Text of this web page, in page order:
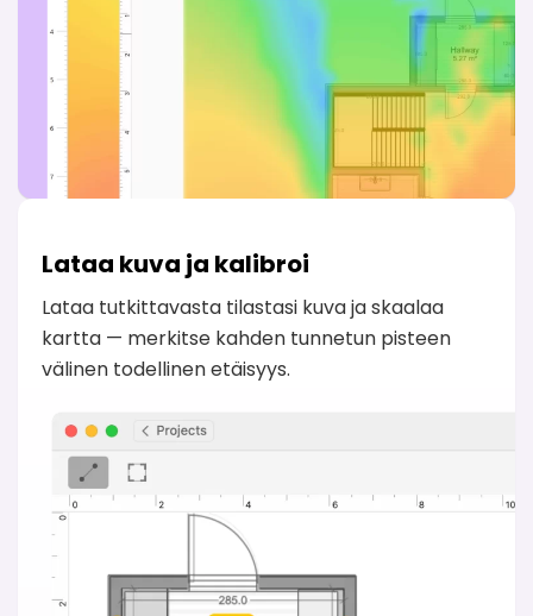
Lataa kuva ja kalibroi
Lataa tutkittavasta tilastasi kuva ja skaalaa
kartta — merkitse kahden tunnetun pisteen
välinen todellinen etäisyys.